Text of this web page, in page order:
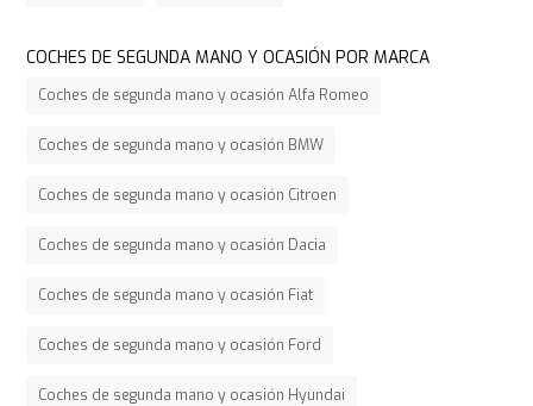
COCHES DE SEGUNDA MANO Y OCASIÓN POR MARCA
Coches de segunda mano y ocasión Alfa Romeo
Coches de segunda mano y ocasión BMW
Coches de segunda mano y ocasión Citroen
Coches de segunda mano y ocasión Dacia
Coches de segunda mano y ocasión Fiat
Coches de segunda mano y ocasión Ford
Coches de segunda mano y ocasión Hyundai